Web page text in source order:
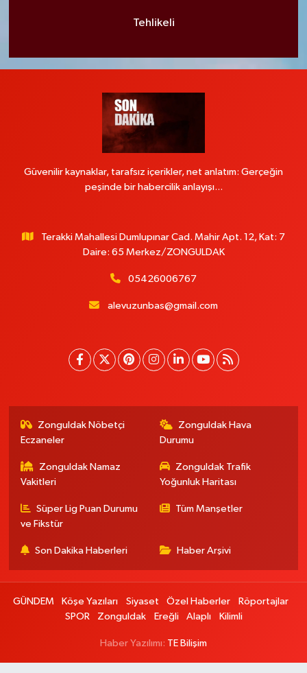
Tehlikeli
Güvenilir kaynaklar, tarafsız içerikler, net anlatım: Gerçeğin
peşinde bir habercilik anlayışı...
Terakki Mahallesi Dumlupınar Cad. Mahir Apt. 12, Kat: 7
Daire: 65 Merkez/ZONGULDAK
05426006767
alevuzunbas@gmail.com
Zonguldak Nöbetçi
Eczaneler
Zonguldak Hava
Durumu
Zonguldak Namaz
Vakitleri
Zonguldak Trafik
Yoğunluk Haritası
Süper Lig Puan Durumu
ve Fikstür
Tüm Manşetler
Son Dakika Haberleri Haber Arşivi
GÜNDEM Köşe Yazıları Siyaset Özel Haberler
Röportajlar
SPOR
Zonguldak Ereğli Alaplı Kilimli
Haber Yazılımı: TE Bilişim